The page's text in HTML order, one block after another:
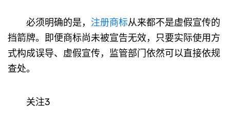
必须明确的是， 注册商标从来都不是虚假宣传的
挡箭牌。即便商标尚未被宣告无效，只要实际使用方
式构成误导、虚假宣传，监管部门依然可以直接依规
查处。
关注3